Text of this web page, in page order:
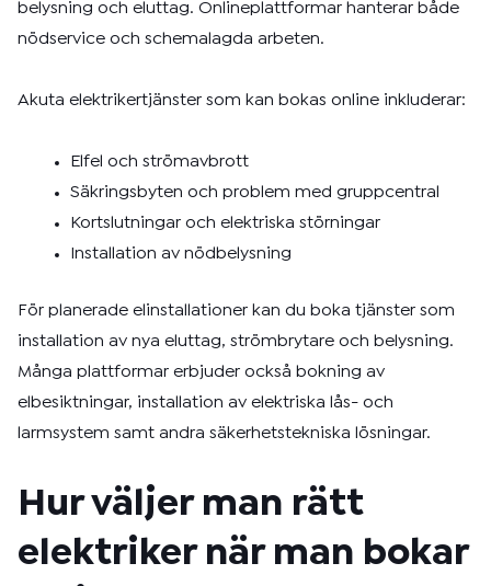
belysning och eluttag. Onlineplattformar hanterar både
nödservice och schemalagda arbeten.
Akuta elektrikertjänster som kan bokas online inkluderar:
Elfel och strömavbrott
Säkringsbyten och problem med gruppcentral
Kortslutningar och elektriska störningar
Installation av nödbelysning
För planerade elinstallationer kan du boka tjänster som
installation av nya eluttag, strömbrytare och belysning.
Många plattformar erbjuder också bokning av
elbesiktningar, installation av elektriska lås- och
larmsystem samt andra säkerhetstekniska lösningar.
Hur väljer man rätt
elektriker när man bokar